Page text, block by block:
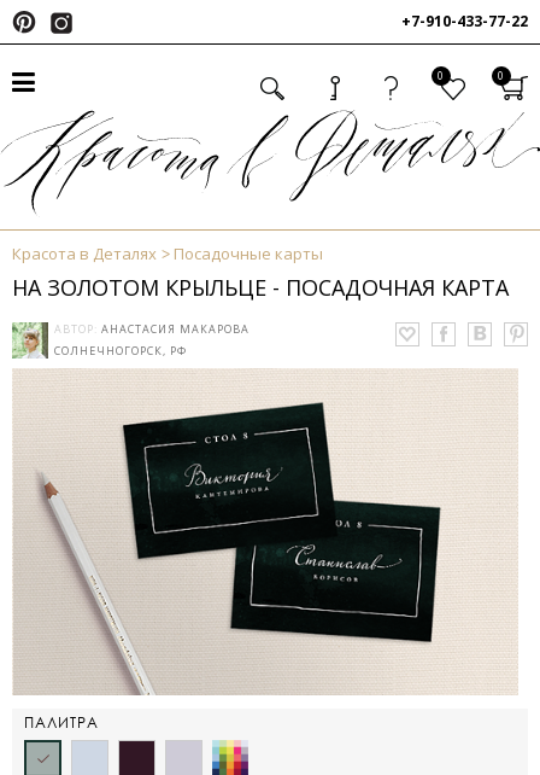
+7-910-433-77-22
0 0
Красота в Деталях Посадочные карты
НА ЗОЛОТОМ КРЫЛЬЦЕ - ПОСАДОЧНАЯ КАРТА
АВТОР: АНАСТАСИЯ МАКАРОВА
СОЛНЕЧНОГОРСК, РФ
ПАЛИТРА